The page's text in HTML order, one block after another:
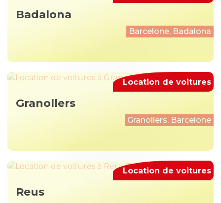
Badalona
Barcelone, Badalona
Granollers
Granollers, Barcelone
Location de voitures
Reus
Location de voitures